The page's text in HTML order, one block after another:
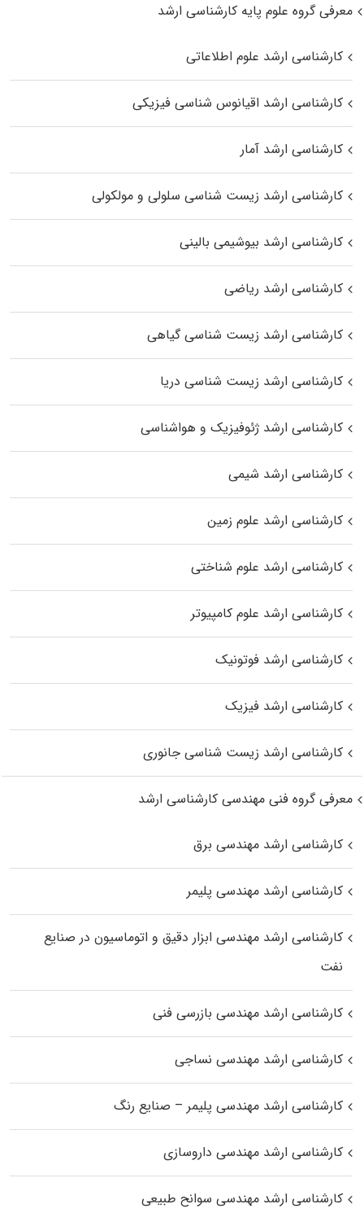
معرفی گروه علوم پایه کارشناسی ارشد
کارشناسی ارشد علوم اطلاعاتی
کارشناسی ارشد اقیانوس‌ شناسی فیزیکی
کارشناسی ارشد آمار
کارشناسی ارشد زیست شناسی سلولی و مولکولی
کارشناسی ارشد بیوشیمی بالینی
کارشناسی ارشد ریاضی
کارشناسی ارشد زیست‌ شناسی گیاهی
کارشناسی ارشد زیست‌ شناسی دریا
کارشناسی ارشد ژئوفیزیک و هواشناسی
کارشناسی ارشد شیمی
کارشناسی ارشد علوم زمین
کارشناسی ارشد علوم شناختی
کارشناسی ارشد علوم کامپیوتر
کارشناسی ارشد فوتونیک
کارشناسی ارشد فیزیک
کارشناسی ارشد زیست‌ شناسی جانوری
معرفی گروه فنی مهندسی کارشناسی ارشد
کارشناسی ارشد مهندسی برق
کارشناسی ارشد مهندسی پلیمر
کارشناسی ارشد مهندسی ابزار دقیق و اتوماسیون در صنایع
نفت
کارشناسی ارشد مهندسی بازرسی فنی
کارشناسی ارشد مهندسی نساجی
کارشناسی ارشد مهندسی پلیمر – صنایع رنگ
کارشناسی ارشد مهندسی داروسازی
کارشناسی ارشد مهندسی سوانح طبیعی